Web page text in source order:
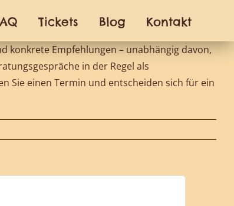
Tickets Blog Kontakt
konkrete Empfehlungen – unabhängig davon,
in der Regel als
Sie einen Termin und entscheiden sich für ein